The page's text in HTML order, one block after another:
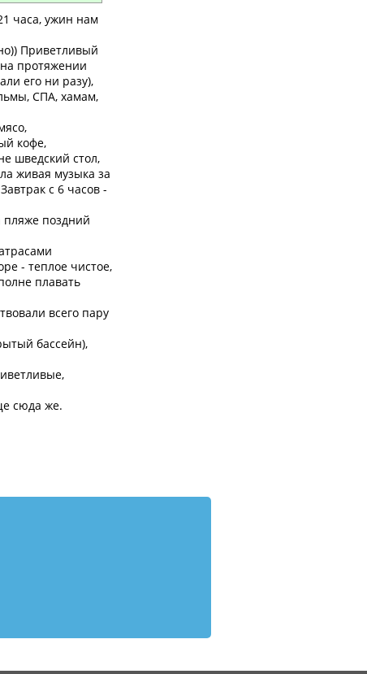
часа, ужин нам
Приветливый
протяжении
его ни разу),
СПА, хамам,
кофе,
шведский стол,
живая музыка за
с 6 часов -
пляже поздний
- теплое чистое,
плавать
всего пару
бассейн),
сюда же.